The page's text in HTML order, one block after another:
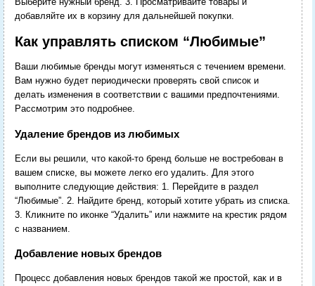
добавляйте их в корзину для дальнейшей покупки.
Как управлять списком “Любимые”
Ваши любимые бренды могут изменяться с течением времени.
Вам нужно будет периодически проверять свой список и
делать изменения в соответствии с вашими предпочтениями.
Рассмотрим это подробнее.
Удаление брендов из любимых
Если вы решили, что какой-то бренд больше не востребован в
вашем списке, вы можете легко его удалить. Для этого
выполните следующие действия: 1. Перейдите в раздел
“Любимые”. 2. Найдите бренд, который хотите убрать из списка.
3. Кликните по иконке “Удалить” или нажмите на крестик рядом
с названием.
Добавление новых брендов
Процесс добавления новых брендов такой же простой, как и в